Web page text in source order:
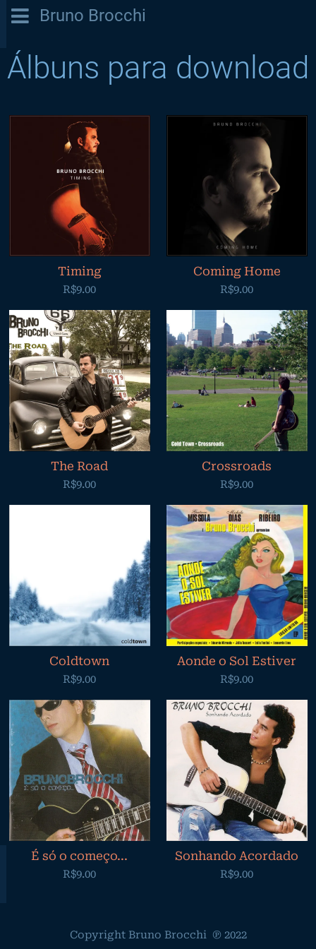
Bruno Brocchi
Álbuns para download
Timing
R$9.00
Coming Home
R$9.00
The Road
R$9.00
Crossroads
R$9.00
Coldtown
R$9.00
Aonde o Sol Estiver
R$9.00
É só o começo...
R$9.00
Sonhando Acordado
R$9.00
Copyright Bruno Brocchi ℗ 2022